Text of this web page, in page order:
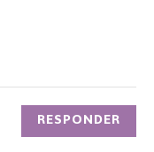
RESPONDER